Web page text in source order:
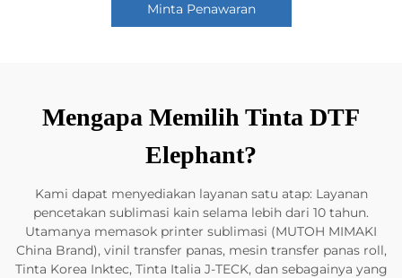
Minta Penawaran
Mengapa Memilih Tinta DTF
Elephant?
Kami dapat menyediakan layanan satu atap: Layanan
pencetakan sublimasi kain selama lebih dari 10 tahun.
Utamanya memasok printer sublimasi (MUTOH MIMAKI
China Brand), vinil transfer panas, mesin transfer panas roll,
Tinta Korea Inktec, Tinta Italia J-TECK, dan sebagainya yang